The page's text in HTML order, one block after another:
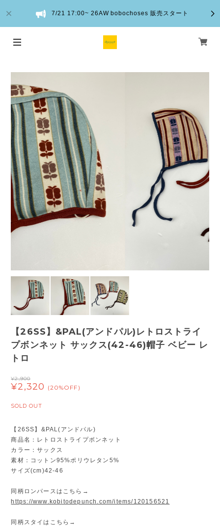
7/21 17:00~ 26AW bobochoses 販売スタート
【26SS】&PAL(アンドパル)レトロストライ
プボンネット サックス(42-46)帽子 ベビー レ
トロ
¥2,900
¥2,320 (20%OFF)
SOLD OUT
【26SS】&PAL(アンドパル)
商品名：レトロストライプボンネット
カラー：サックス
素材：コットン95%ポリウレタン5%
サイズ(cm)42-46
同柄ロンパースはこちら→
https://www.kobitodepunch.com/items/120156521
同柄スタイはこちら→